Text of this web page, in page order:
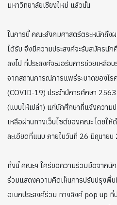
มหาวิทยาลัยเชียงใหม่ แล้วนั้น
ในการนี้ คณะสังคมศาสตร์ตระหนักถึง
ได้รับ จึงมีความประสงค์จะรับสมัครนั
ลงไป ที่ประสงค์จะขอรับการช่วยเหลือ
จากสถานการณ์การแพร่ระบาดของโร
(COVID-19) ประจำปีการศึกษา
(แบบให้เปล่า) แก่นักศึกษาที่แจ้งความ
เหลือผ่านทางเว็บไซต์ของคณะ โดยให้
ละเอียดที่แนบ ภายในวันที่ 26 มิถุนายน
ทั้งนี้ คณะฯ ใคร่ขอความร่วมมือจากนั
ร่วมแสดงความคิดเห็นการปรับปรุงพื้
อเนกประสงค์ร่วม ทางลิงค์ pop up